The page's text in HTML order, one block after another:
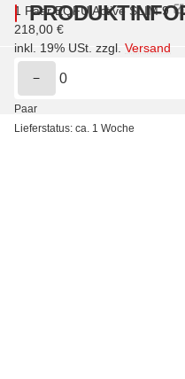
1 Paar EQFU Active SLIM 9
218,00 €
inkl. 19% USt. zzgl. Versand
−
Paar
Lieferstatus: ca. 1 Woche
Hersteller gemäß GPSR